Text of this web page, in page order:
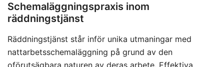
Schemaläggningspraxis inom
räddningstjänst
Räddningstjänst står inför unika utmaningar med
nattarbetsschemaläggning på grund av den